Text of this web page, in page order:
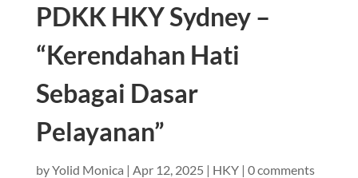
PDKK HKY Sydney –
“Kerendahan Hati
Sebagai Dasar
Pelayanan”
byYolid Monica | Apr 12, 2025 | HKY| 0 comments